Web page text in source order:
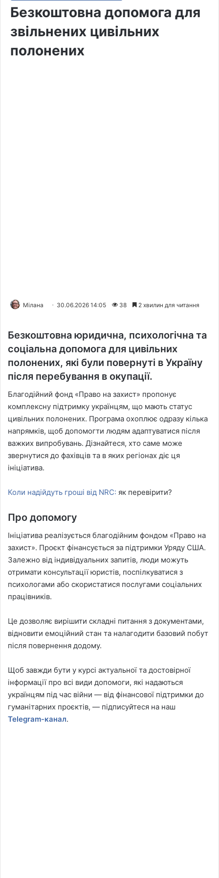
Безкоштовна допомога для
звільнених цивільних
полонених
Мілана 30.06.2026 14:05 38 2 хвилин для читання
Безкоштовна юридична, психологічна та
соціальна допомога для цивільних
полонених, які були повернуті в Україну
після перебування в окупації.
Благодійний фонд «Право на захист» пропонує
комплексну підтримку українцям, що мають статус
цивільних полонених. Програма охоплює одразу кілька
напрямків, щоб допомогти людям адаптуватися після
важких випробувань. Дізнайтеся, хто саме може
звернутися до фахівців та в яких регіонах діє ця
ініціатива.
Коли надійдуть гроші від NRC: як перевірити?
Про допомогу
Ініціатива реалізується благодійним фондом «Право на
захист». Проєкт фінансується за підтримки Уряду США.
Залежно від індивідуальних запитів, люди можуть
отримати консультації юристів, поспілкуватися з
психологами або скористатися послугами соціальних
працівників.
Це дозволяє вирішити складні питання з документами,
відновити емоційний стан та налагодити базовий побут
після повернення додому.
Щоб завжди бути у курсі актуальної та достовірної
інформації про всі види допомоги, які надаються
українцям під час війни — від фінансової підтримки до
гуманітарних проєктів, — підписуйтеся на наш
Telegram-канал.